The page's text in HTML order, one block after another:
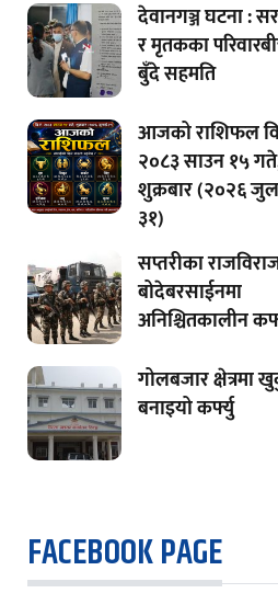
देवानगञ्ज घटना :
र मृतकका
बुँदे सहमति
आजको राशिफल
२०८३ साउन १५
शुक्रबार (२०२६
३१)
सप्तरीका
बोदेबरसाईनमा
अनिश्चितकालीन
गोलबजार क्षेत्रमा
बनाइयो कर्फ्यु
FACEBOOK PAGE